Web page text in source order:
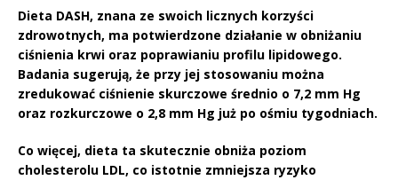
Dieta DASH, znana ze swoich licznych korzyści
zdrowotnych, ma potwierdzone działanie w obniżaniu
ciśnienia krwi oraz poprawianiu profilu lipidowego.
Badania sugerują, że przy jej stosowaniu można
zredukować ciśnienie skurczowe średnio o 7,2 mm Hg
oraz rozkurczowe o 2,8 mm Hg już po ośmiu tygodniach.
Co więcej, dieta ta skutecznie obniża poziom
cholesterolu LDL, co istotnie zmniejsza ryzyko